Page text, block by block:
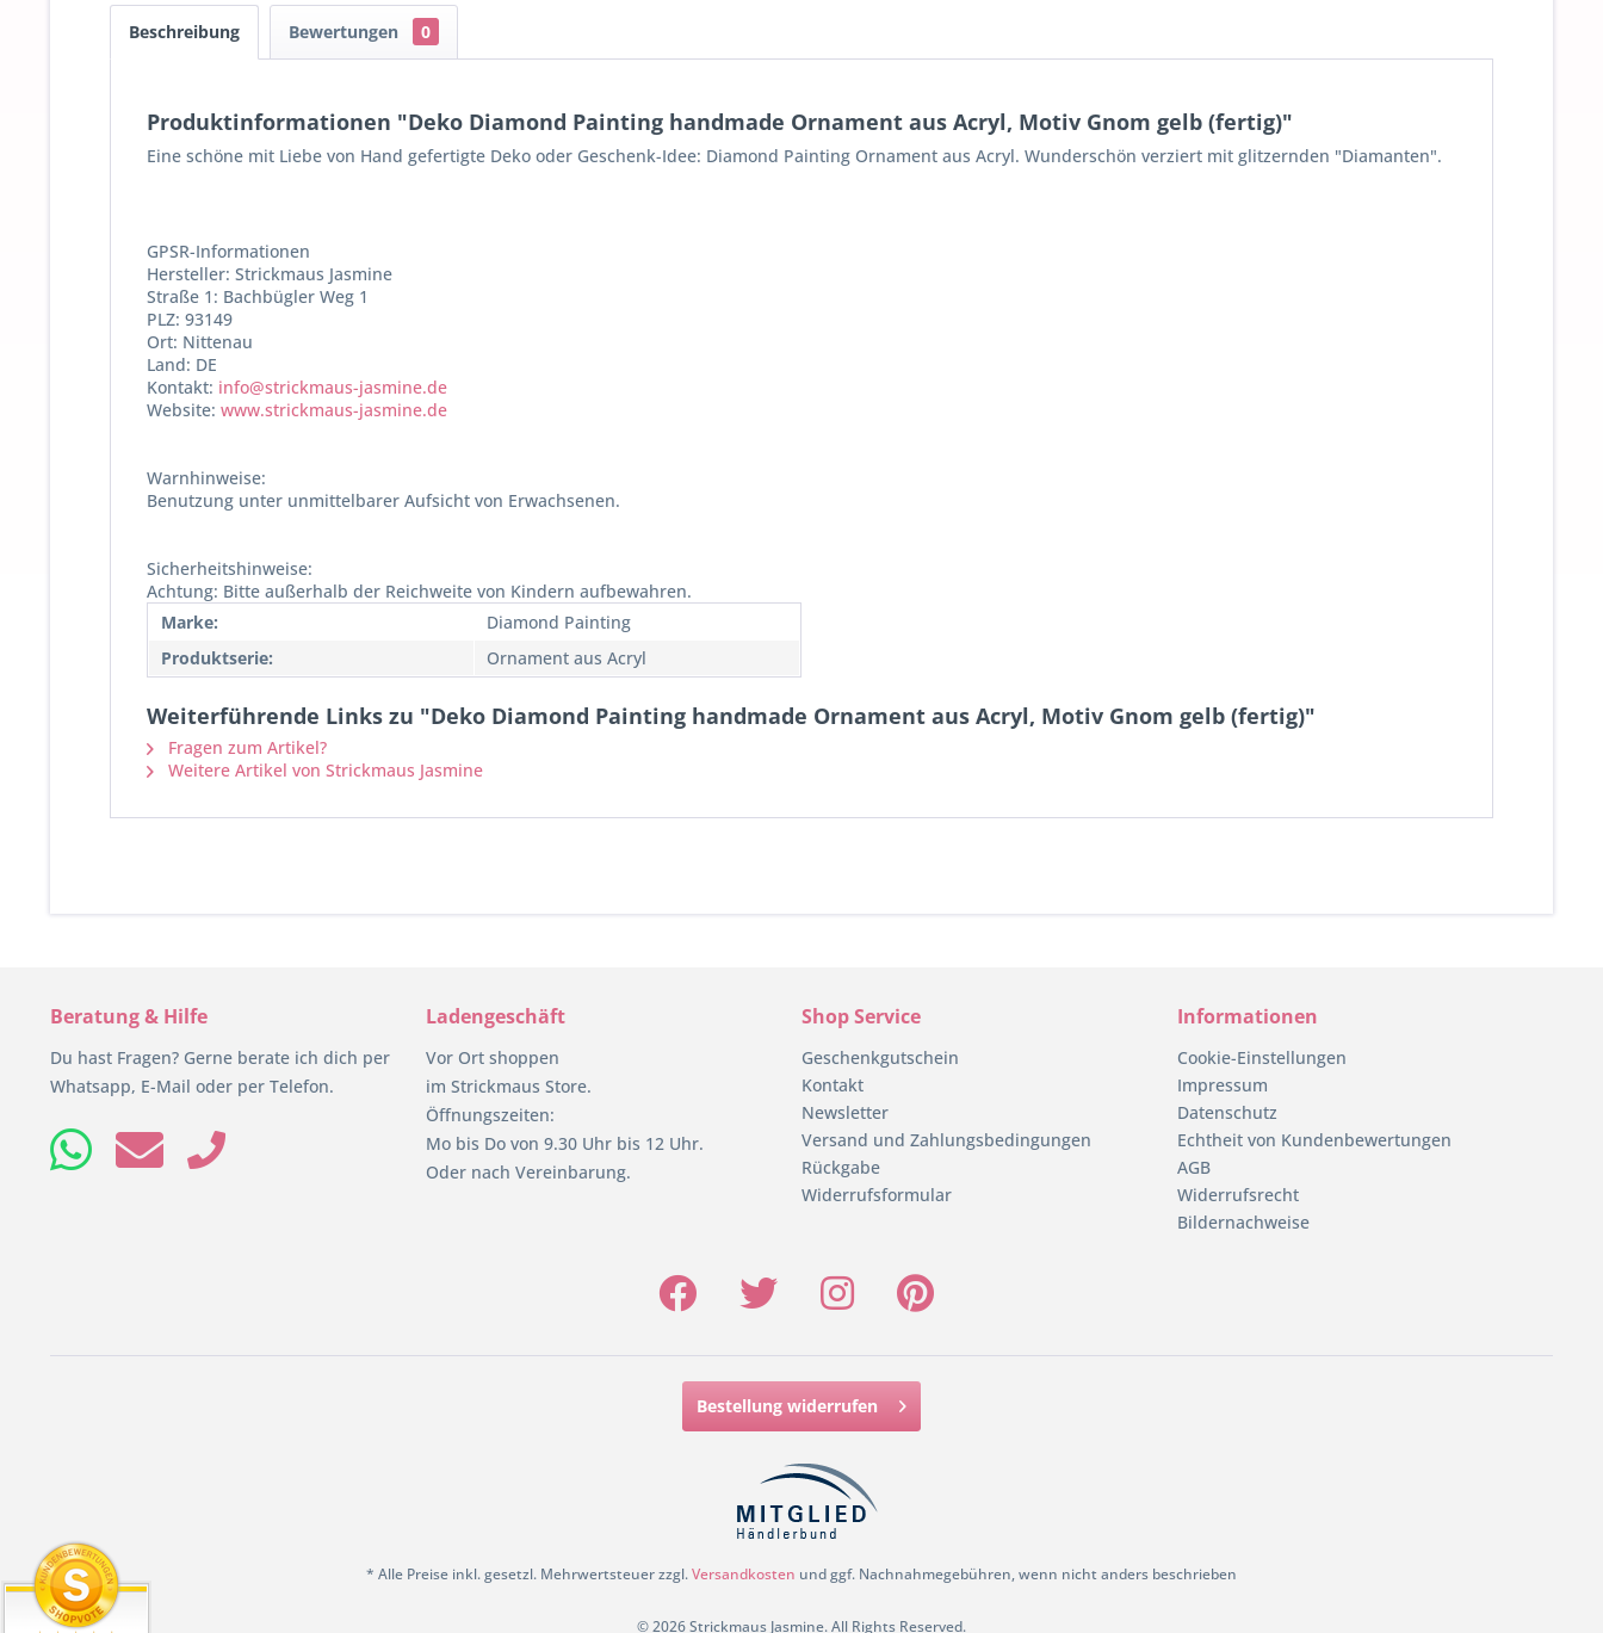
Beschreibung Bewertungen 0
Produktinformationen "Deko Diamond Painting handmade Ornament aus Acryl, Motiv Gnom gelb (fertig)"
Eine schöne mit Liebe von Hand gefertigte Deko oder Geschenk-Idee: Diamond Painting Ornament aus Acryl. Wunderschön verziert mit glitzernden "Diamanten".
GPSR-Informationen
Hersteller: Strickmaus Jasmine
Straße 1: Bachbügler Weg 1
PLZ: 93149
Ort: Nittenau
Land: DE
Kontakt: info@strickmaus-jasmine.de
Website: www.strickmaus-jasmine.de
Warnhinweise:
Benutzung unter unmittelbarer Aufsicht von Erwachsenen.
Sicherheitshinweise:
Achtung: Bitte außerhalb der Reichweite von Kindern aufbewahren.
Marke:
Diamond Painting
Produktserie:
Ornament aus Acryl
Weiterführende Links zu "Deko Diamond Painting handmade Ornament aus Acryl, Motiv Gnom gelb (fertig)"
Fragen zum Artikel?
Weitere Artikel von Strickmaus Jasmine
Beratung & Hilfe
Du hast Fragen? Gerne berate ich dich per
Whatsapp, E-Mail oder per Telefon.
Ladengeschäft
Vor Ort shoppen
im Strickmaus Store.
Öffnungszeiten:
Mo bis Do von 9.30 Uhr bis 12 Uhr.
Oder nach Vereinbarung.
Shop Service
Geschenkgutschein
Kontakt
Newsletter
Versand und Zahlungsbedingungen
Rückgabe
Widerrufsformular
Informationen
Cookie-Einstellungen
Impressum
Datenschutz
Echtheit von Kundenbewertungen
AGB
Widerrufsrecht
Bildernachweise
Bestellung widerrufen
* Alle Preise inkl. gesetzl. Mehrwertsteuer zzgl.Versandkosten und ggf. Nachnahmegebühren, wenn nicht anders beschrieben
© 2026 Strickmaus Jasmine. All Rights Reserved.